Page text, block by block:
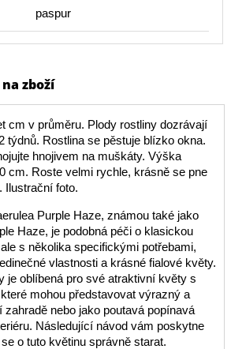
paspur
zboží
cm v průměru. Plody rostliny dozrávají
týdnů. Rostlina se pěstuje blízko okna.
hnojivem na muškáty. Výška
cm. Roste velmi rychle, krásně se pne
Ilustrační foto.
Purple Haze, známou také jako
Haze, je podobná péči o klasickou
s několika specifickými potřebami,
vlastnosti a krásné fialové květy.
je oblíbená pro své atraktivní květy s
mohou představovat výrazný a
nebo jako poutavá popínavá
Následující návod vám poskytne
o tuto květinu správně starat.